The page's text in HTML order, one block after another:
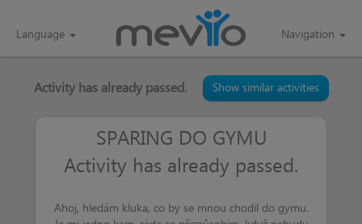
Language Navigation
Activity has already passed. Show similar activities
SPARING DO GYMU
Activity has already passed.
Ahoj, hledám kluka, co by se mnou chodil do gymu.
renalift more than a week